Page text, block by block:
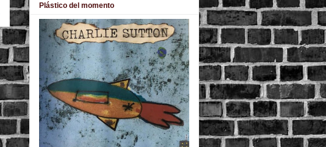
Plástico del momento